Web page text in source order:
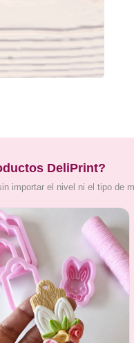
DeliPrint?
importar el nivel ni el tipo de